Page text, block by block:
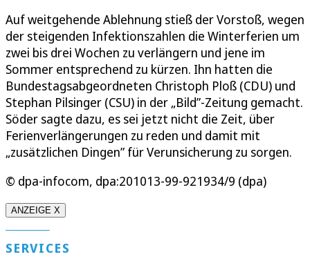
Auf weitgehende Ablehnung stieß der Vorstoß, wegen
der steigenden Infektionszahlen die Winterferien um
zwei bis drei Wochen zu verlängern und jene im
Sommer entsprechend zu kürzen. Ihn hatten die
Bundestagsabgeordneten Christoph Ploß (CDU) und
Stephan Pilsinger (CSU) in der „Bild”-Zeitung gemacht.
Söder sagte dazu, es sei jetzt nicht die Zeit, über
Ferienverlängerungen zu reden und damit mit
„zusätzlichen Dingen” für Verunsicherung zu sorgen.
© dpa-infocom, dpa:201013-99-921934/9 (dpa)
ANZEIGE X
SERVICES